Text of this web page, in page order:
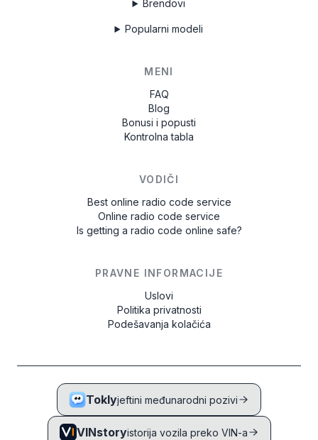
Brendovi
Popularni modeli
MENI
FAQ
Blog
Bonusi i popusti
Kontrolna tabla
VODIČI
Best online radio code service
Online radio code service
Is getting a radio code online safe?
PRAVNE INFORMACIJE
Uslovi
Politika privatnosti
Podešavanja kolačića
Toklyjeftini međunarodni pozivi
VINstoryistorija vozila preko VIN-a